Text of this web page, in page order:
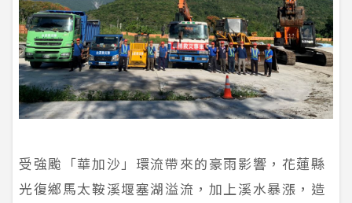
受強颱「華加沙」環流帶來的豪雨影響，花蓮縣
光復鄉馬太鞍溪堰塞湖溢流，加上溪水暴漲，造